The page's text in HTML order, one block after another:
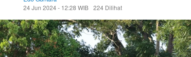
24 Jun 2024 - 12:28 WIB 224 Dilihat